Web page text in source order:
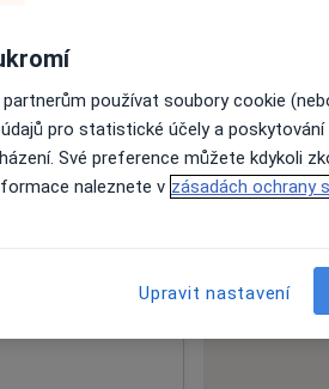
používat soubory cookie
pro statistické účely a poskytování
Své preference můžete kdykoli
naleznete v zásadách ochrany
Upravit nastavení